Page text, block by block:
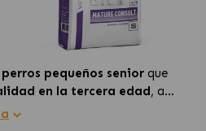
pequeños senior que
en la tercera edad, a
y a cuidar la